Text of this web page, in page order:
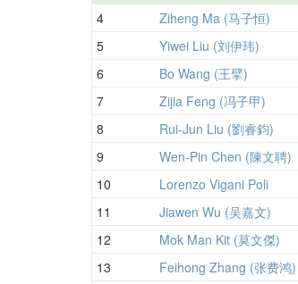
4 Ziheng Ma (马子恒)
5 Yiwei Liu (刘伊玮)
6 Bo Wang (王擘)
7 Zijia Feng (冯子甲)
8 Rui-Jun Liu (劉睿鈞)
9 Wen-Pin Chen (陳文聘)
10 Lorenzo Vigani Poli
11 Jiawen Wu (吴嘉文)
12 Mok Man Kit (莫文傑)
13 Feihong Zhang (张费鸿)